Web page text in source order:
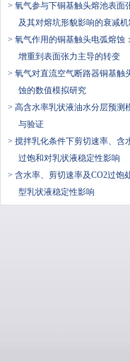
> 氧气参与下铜基触头熔池表面
及其对熔坑形貌影响的衰减机
> 氧气作用的铜基触头电弧熔蚀
增重到表面张力主导的转变
> 氧气对直流空气断路器铜基触
蚀的数值模拟研究
> 高含水率乳状液油水分层预测
与验证
> 搅拌乳化条件下剪切速率、含
过饱和对乳状液稳定性影响
> 含水率、剪切速率及CO2过饱
型乳状液稳定性影响